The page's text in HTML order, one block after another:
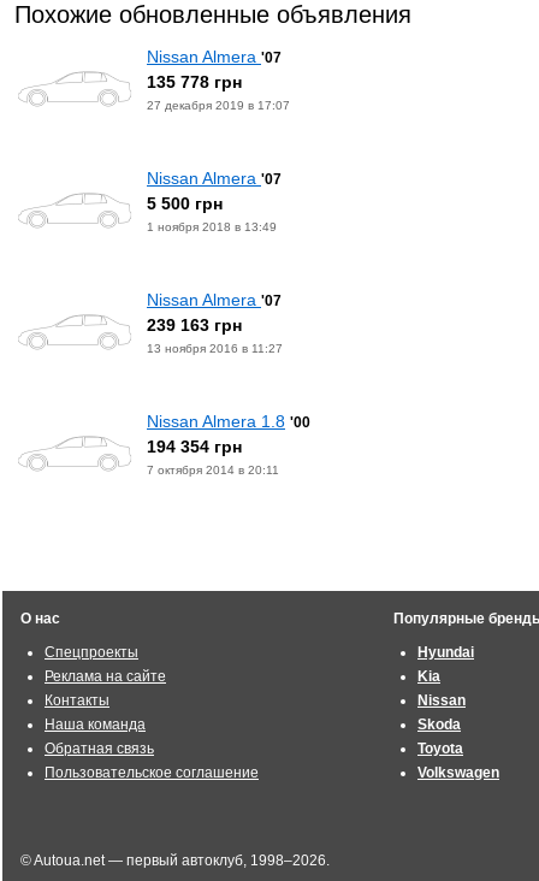
Похожие обновленные объявления
Nissan Almera '07
135 778 грн
27 декабря 2019 в 17:07
Nissan Almera '07
5 500 грн
1 ноября 2018 в 13:49
Nissan Almera '07
239 163 грн
13 ноября 2016 в 11:27
Nissan Almera 1.8 '00
194 354 грн
7 октября 2014 в 20:11
О нас
Спецпроекты
Реклама на сайте
Контакты
Наша команда
Обратная связь
Пользовательское соглашение
Популярные
Hyundai
Kia
Nissan
Skoda
Toyota
Volkswagen
© Autoua.net — первый автоклуб, 1998–2026.